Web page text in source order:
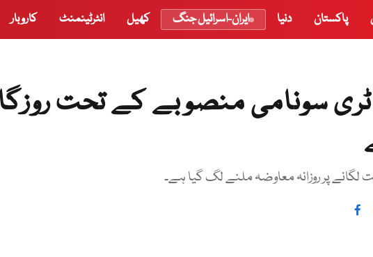
پاکستان دنیا ایران-اسرائیل جنگ کھیل انٹرٹینمنٹ کاروبار
نے 10 بلین ٹری سونامی منصوبے کے تحت
پر روزانہ معاوضہ ملنے لگ گیا ہے۔